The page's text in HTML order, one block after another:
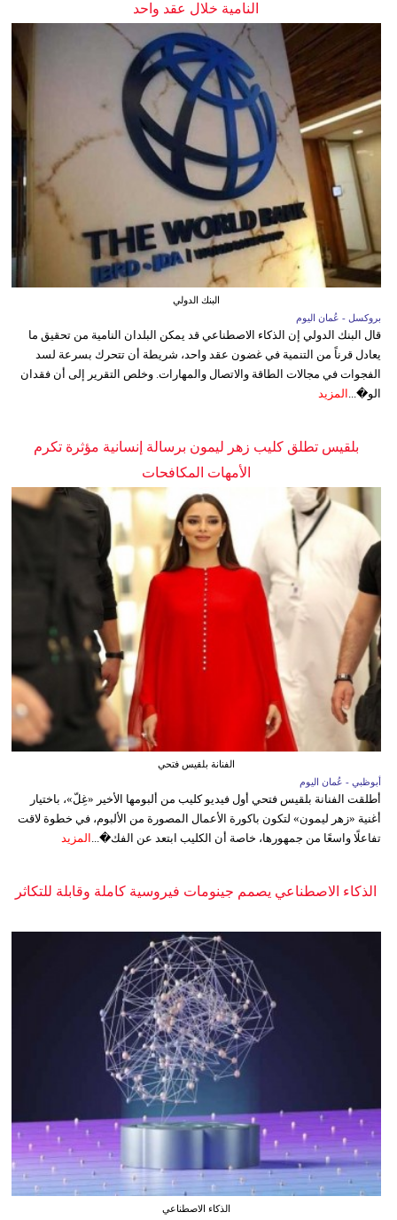
النامية خلال عقد واحد
البنك الدولي
بروكسل - عُمان اليوم
قال البنك الدولي إن الذكاء الاصطناعي قد يمكن البلدان النامية من تحقيق ما
يعادل قرناً من التنمية في غضون عقد واحد، شريطة أن تتحرك بسرعة لسد
الفجوات في مجالات الطاقة والاتصال والمهارات. وخلص التقرير إلى أن فقدان
الو�... المزيد
بلقيس تطلق كليب زهر ليمون برسالة إنسانية مؤثرة تكرم
الأمهات المكافحات
الفنانة بلقيس فتحي
أبوظبي - عُمان اليوم
أطلقت الفنانة بلقيس فتحي أول فيديو كليب من ألبومها الأخير «غِلّ»، باختيار
أغنية «زهر ليمون» لتكون باكورة الأعمال المصورة من الألبوم، في خطوة لاقت
تفاعلًا واسعًا من جمهورها، خاصة أن الكليب ابتعد عن الفك�...
المزيد
الذكاء الاصطناعي يصمم جينومات فيروسية كاملة وقابلة للتكاثر
الذكاء الاصطناعي